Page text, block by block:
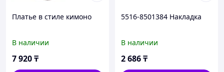
Платье в стиле кимоно
В наличии
7 920₸
5516-8501384 Накладка
В наличии
2 686₸